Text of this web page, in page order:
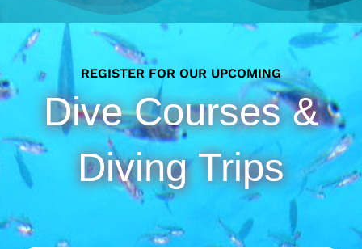
REGISTER FOR OUR UPCOMING
Dive Courses &
Diving Trips